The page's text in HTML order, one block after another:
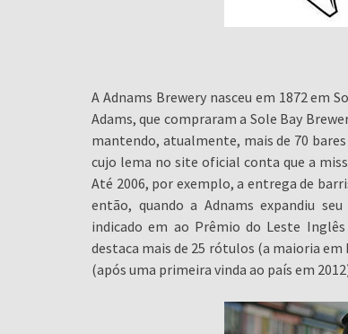
A Adnams Brewery nasceu em 1872 em
Adams, que compraram a Sole Bay
mantendo, atualmente, mais de 70
cujo lema no site oficial conta que a
Até 2006, por exemplo, a entrega de
então, quando a Adnams expandiu
indicado em ao Prêmio do Leste
destaca mais de 25 rótulos (a maioria
(após uma primeira vinda ao país em